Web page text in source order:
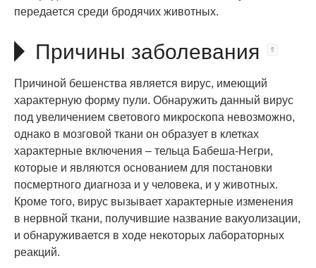
передается среди бродячих животных.
Причины заболевания
Причиной бешенства является вирус, имеющий
характерную форму пули. Обнаружить данный вирус
под увеличением светового микроскопа невозможно,
однако в мозговой ткани он образует в клетках
характерные включения – тельца Бабеша-Негри,
которые и являются основанием для постановки
посмертного диагноза и у человека, и у животных.
Кроме того, вирус вызывает характерные изменения
в нервной ткани, получившие название вакуолизации,
и обнаруживается в ходе некоторых лабораторных
реакций.